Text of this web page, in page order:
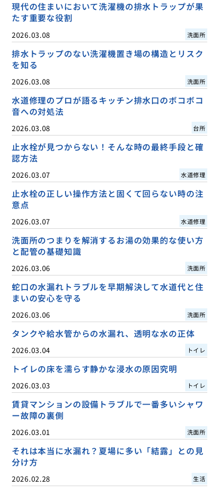
現代の住まいにおいて洗濯機の排水トラップが果
たす重要な役割
2026.03.08 洗面所
排水トラップのない洗濯機置き場の構造とリスク
を知る
2026.03.08 洗面所
水道修理のプロが語るキッチン排水口のボコボコ
音への対処法
2026.03.08 台所
止水栓が見つからない！そんな時の最終手段と確
認方法
2026.03.07 水道修理
止水栓の正しい操作方法と固くて回らない時の注
意点
2026.03.07 水道修理
洗面所のつまりを解消するお湯の効果的な使い方
と配管の基礎知識
2026.03.06 洗面所
蛇口の水漏れトラブルを早期解決して水道代と住
まいの安心を守る
2026.03.06 洗面所
タンクや給水管からの水漏れ、透明な水の正体
2026.03.04 トイレ
トイレの床を濡らす静かな浸水の原因究明
2026.03.03 トイレ
賃貸マンションの設備トラブルで一番多いシャワ
ー故障の裏側
2026.03.01 洗面所
それは本当に水漏れ？夏場に多い「結露」との見
分け方
2026.02.28 生活